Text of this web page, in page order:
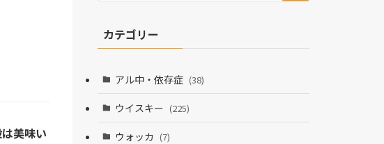
美味い
カテゴリー
アル中・依存症 (38)
ウイスキー (225)
ウォッカ (7)